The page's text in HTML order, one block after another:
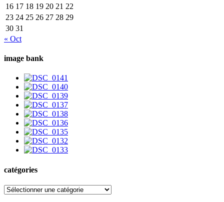
16 17 18 19 20 21 22
23 24 25 26 27 28 29
30 31
« Oct
image bank
catégories
catégories